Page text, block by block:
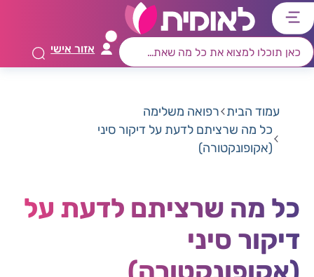
דלג
לתפריט
ראשי
דלג
לרכיב
חיפוש
דלג
לתוכן
מרכזי
דלג
לאזור
קישורים
אזור אישי
עמוד הבית רפואה משלימה
כל מה שרציתם לדעת על דיקור סיני
(אקופונקטורה)
כל מה שרציתם לדעת על
דיקור סיני